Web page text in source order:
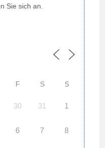
Sie sich an.
F S S
30 31 1
6 7 8